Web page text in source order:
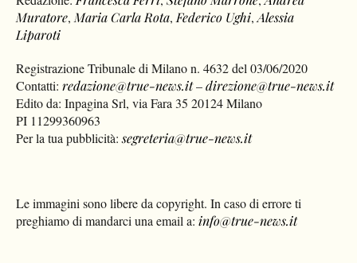
Muratore,Maria Carla Rota,Federico Ughi,Alessia
Liparoti
Registrazione Tribunale di Milano n. 4632 del 03/06/2020
Contatti:redazione@true-news.it–direzione@true-news.it
Edito da: Inpagina Srl, via Fara 35 20124 Milano
PI 11299360963
Per la tua pubblicità:segreteria@true-news.it
Le immagini sono libere da copyright. In caso di errore ti
preghiamo di mandarci una email a: info@true-news.it